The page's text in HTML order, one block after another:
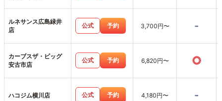
ルネサンス広島緑井
店
公式 予約 3,700円〜 -
カーブスザ・ビッグ
安古市店
公式 予約 6,820円〜 ○
ハコジム横川店 公式 予約 4,180円〜 -